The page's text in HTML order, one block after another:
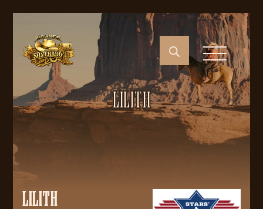
LILITH
LILITH